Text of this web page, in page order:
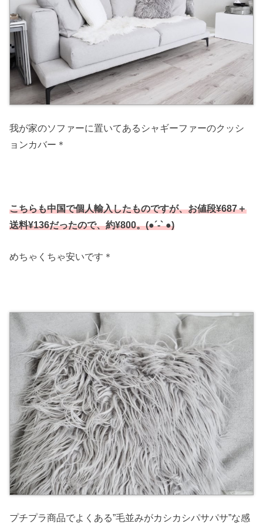
我が家のソファーに置いてあるシャギーファーのクッシ
ョンカバー＊
こちらも中国で個人輸入したものですが、お値段¥687＋
送料¥136だったので、約¥800。(●︎´-` ●︎)
めちゃくちゃ安いです＊
プチプラ商品でよくある”毛並みがカシカシパサパサ”な感